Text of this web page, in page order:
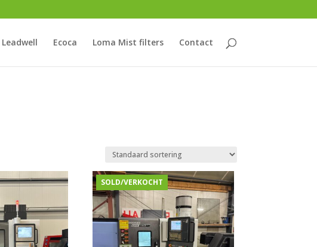
Leadwell Ecoca Loma Mist filters Contact
SOLD/VERKOCHT